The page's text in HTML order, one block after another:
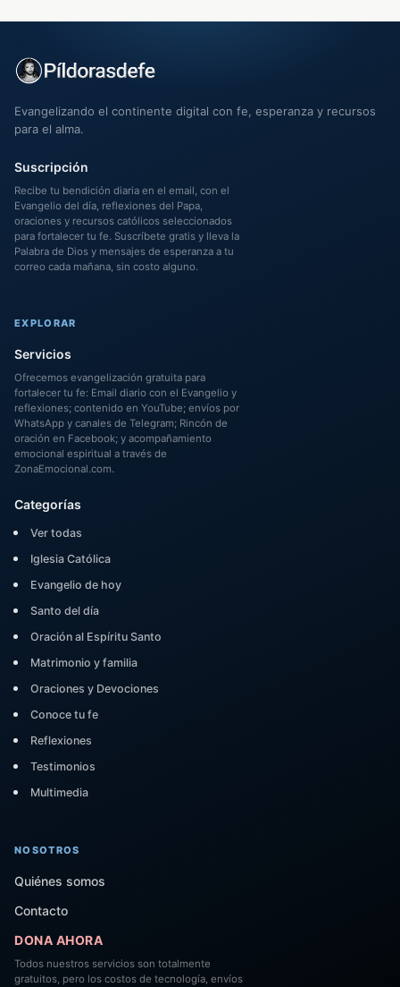
Evangelizando el continente digital con fe, esperanza y recursos
para el alma.
Suscripción
Recibe tu bendición diaria en el email, con el
Evangelio del día, reflexiones del Papa,
oraciones y recursos católicos seleccionados
para fortalecer tu fe. Suscríbete gratis y lleva la
Palabra de Dios y mensajes de esperanza a tu
correo cada mañana, sin costo alguno.
EXPLORAR
Servicios
Ofrecemos evangelización gratuita para
fortalecer tu fe: Email diario con el Evangelio y
reflexiones; contenido en YouTube; envíos por
WhatsApp y canales de Telegram; Rincón de
oración en Facebook; y acompañamiento
emocional espiritual a través de
ZonaEmocional.com.
Categorías
Ver todas
Iglesia Católica
Evangelio de hoy
Santo del día
Oración al Espíritu Santo
Matrimonio y familia
Oraciones y Devociones
Conoce tu fe
Reflexiones
Testimonios
Multimedia
NOSOTROS
Quiénes somos
Contacto
DONA AHORA
Todos nuestros servicios son totalmente
gratuitos, pero los costos de tecnología, envíos